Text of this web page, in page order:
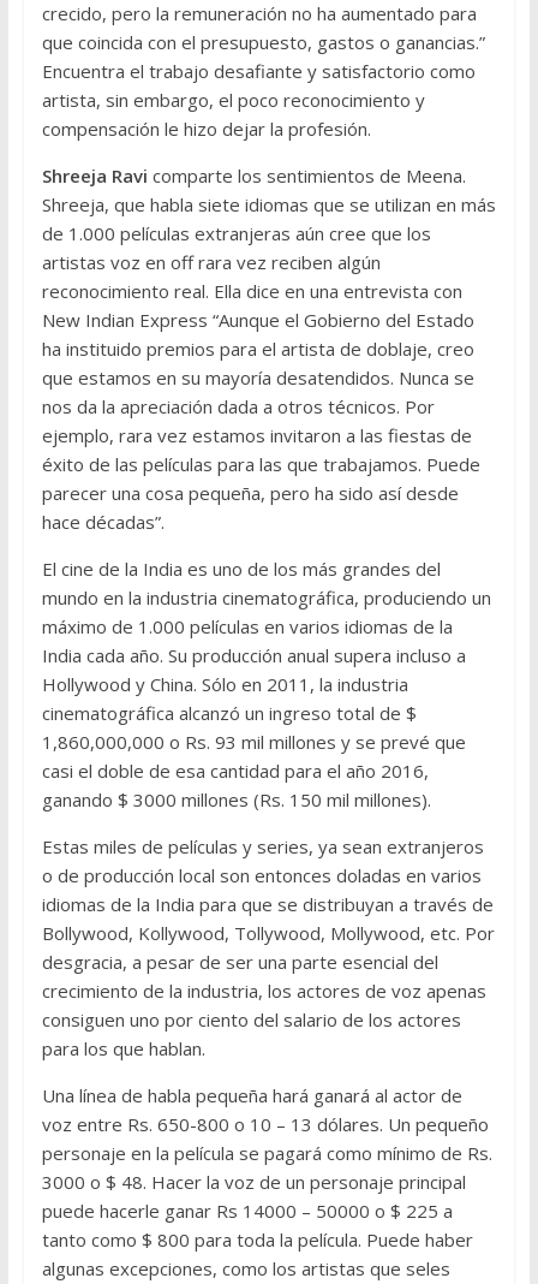
crecido, pero la remuneración no ha aumentado para
que coincida con el presupuesto, gastos o ganancias.”
Encuentra el trabajo desafiante y satisfactorio como
artista, sin embargo, el poco reconocimiento y
compensación le hizo dejar la profesión.
Shreeja Ravi comparte los sentimientos de Meena.
Shreeja, que habla siete idiomas que se utilizan en más
de 1.000 películas extranjeras aún cree que los
artistas voz en off rara vez reciben algún
reconocimiento real. Ella dice en una entrevista con
New Indian Express “Aunque el Gobierno del Estado
ha instituido premios para el artista de doblaje, creo
que estamos en su mayoría desatendidos. Nunca se
nos da la apreciación dada a otros técnicos. Por
ejemplo, rara vez estamos invitaron a las fiestas de
éxito de las películas para las que trabajamos. Puede
parecer una cosa pequeña, pero ha sido así desde
hace décadas”.
El cine de la India es uno de los más grandes del
mundo en la industria cinematográfica, produciendo un
máximo de 1.000 películas en varios idiomas de la
India cada año. Su producción anual supera incluso a
Hollywood y China. Sólo en 2011, la industria
cinematográfica alcanzó un ingreso total de $
1,860,000,000 o Rs. 93 mil millones y se prevé que
casi el doble de esa cantidad para el año 2016,
ganando $ 3000 millones (Rs. 150 mil millones).
Estas miles de películas y series, ya sean extranjeros
o de producción local son entonces doladas en varios
idiomas de la India para que se distribuyan a través de
Bollywood, Kollywood, Tollywood, Mollywood, etc. Por
desgracia, a pesar de ser una parte esencial del
crecimiento de la industria, los actores de voz apenas
consiguen uno por ciento del salario de los actores
para los que hablan.
Una línea de habla pequeña hará ganará al actor de
voz entre Rs. 650-800 o 10 – 13 dólares. Un pequeño
personaje en la película se pagará como mínimo de Rs.
3000 o $ 48. Hacer la voz de un personaje principal
puede hacerle ganar Rs 14000 – 50000 o $ 225 a
tanto como $ 800 para toda la película. Puede haber
algunas excepciones, como los artistas que seles